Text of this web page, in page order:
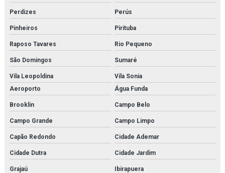
Fornecedor de simulador médico para faculdades
Fornecedor de simulador médico para hospitais
Fornecedor de simulador médico para laboratórios
Kit modelo molecular
Kit molecular médico em são paulo
Kit molecular médico em sp
Kit molecular médico para estudo
Kit molecular química
Kit molecular química orgânica
Perdizes Perús
Pinheiros Pirituba
Raposo Tavares Rio Pequeno
São Domingos Sumaré
Vila Leopoldina
Vila Sonia
Aeroporto
Água Funda
Brooklin Campo Belo
Campo Grande Campo Limpo
Capão Redondo Cidade Ademar
Cidade Dutra Cidade Jardim
Grajaú Ibirapuera